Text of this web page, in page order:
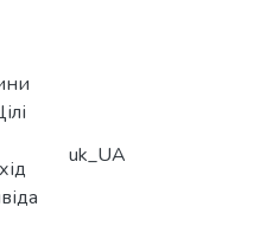
uk_UA